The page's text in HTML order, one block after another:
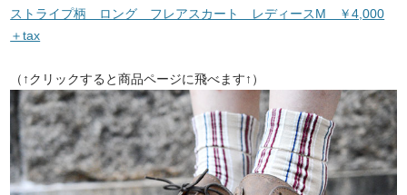
ストライプ柄 ロング フレアスカート レディースM ￥4,000
＋tax
（↑クリックすると商品ページに飛べます↑）